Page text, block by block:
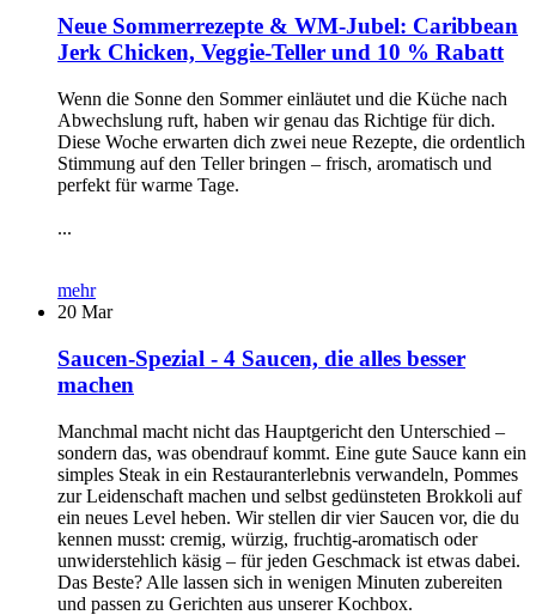
Neue Sommerrezepte & WM-Jubel: Caribbean
Jerk Chicken, Veggie-Teller und 10 % Rabatt
Wenn die Sonne den Sommer einläutet und die Küche nach
Abwechslung ruft, haben wir genau das Richtige für dich.
Diese Woche erwarten dich zwei neue Rezepte, die ordentlich
Stimmung auf den Teller bringen – frisch, aromatisch und
perfekt für warme Tage.
...
mehr
20 Mar
Saucen-Spezial - 4 Saucen, die alles besser
machen
Manchmal macht nicht das Hauptgericht den Unterschied –
sondern das, was obendrauf kommt. Eine gute Sauce kann ein
simples Steak in ein Restauranterlebnis verwandeln, Pommes
zur Leidenschaft machen und selbst gedünsteten Brokkoli auf
ein neues Level heben. Wir stellen dir vier Saucen vor, die du
kennen musst: cremig, würzig, fruchtig-aromatisch oder
unwiderstehlich käsig – für jeden Geschmack ist etwas dabei.
Das Beste? Alle lassen sich in wenigen Minuten zubereiten
und passen zu Gerichten aus unserer Kochbox.